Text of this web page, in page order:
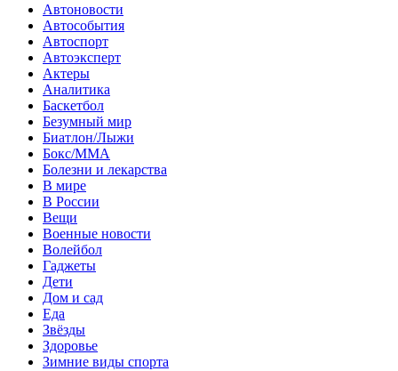
Автоновости
Автособытия
Автоспорт
Автоэксперт
Актеры
Аналитика
Баскетбол
Безумный мир
Биатлон/Лыжи
Бокс/MMA
Болезни и лекарства
В мире
В России
Вещи
Военные новости
Волейбол
Гаджеты
Дети
Дом и сад
Еда
Звёзды
Здоровье
Зимние виды спорта